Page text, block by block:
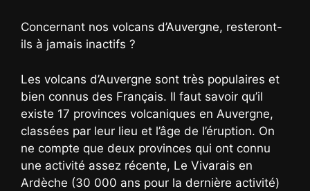
Concernant nos volcans d’Auvergne, resteront-
ils à jamais inactifs ?
Les volcans d’Auvergne sont très populaires et
bien connus des Français. Il faut savoir qu’il
existe 17 provinces volcaniques en Auvergne,
classées par leur lieu et l’âge de l’éruption. On
ne compte que deux provinces qui ont connu
une activité assez récente, Le Vivarais en
Ardèche (30 000 ans pour la dernière activité)